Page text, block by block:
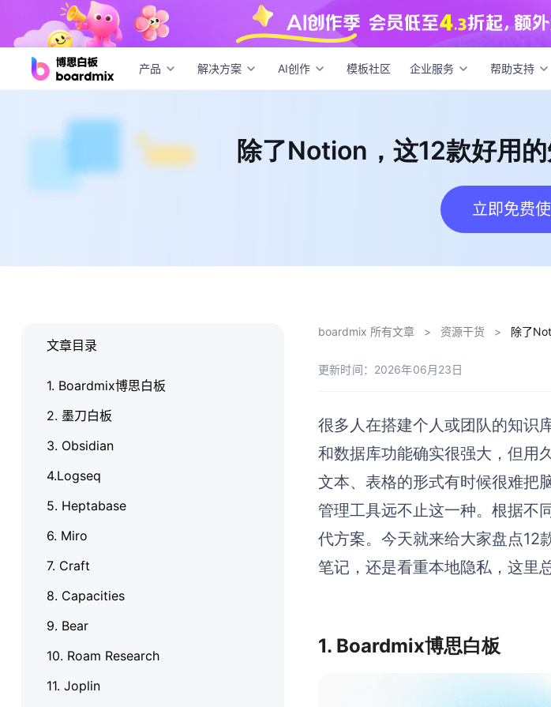
产品 解决方案 AI创作 模板社区 企业服务 帮助支持
除了Notion，这12款好用的知识管理工
除了Notion，这12款好用
立即免费
boardmix 所有文章 > 资源干货 > 除了
更新时间：2026年06月23日
很多人在搭建个人或团队的知识
和数据库功能确实很强大，但用
文本、表格的形式有时候很难把
管理工具远不止这一种。根据不
代方案。今天就来给大家盘点12
笔记，还是看重本地隐私，这里
1. Boardmix博思白板
文章目录
1. Boardmix博思白板
2. 墨刀白板
3. Obsidian
4.Logseq
5. Heptabase
6. Miro
7. Craft
8. Capacities
9. Bear
10. Roam Research
11. Joplin